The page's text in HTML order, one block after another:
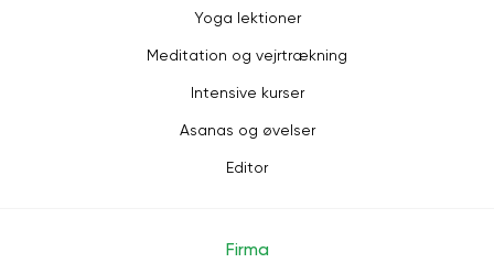
Yoga lektioner
Meditation og vejrtrækning
Intensive kurser
Asanas og øvelser
Editor
Firma